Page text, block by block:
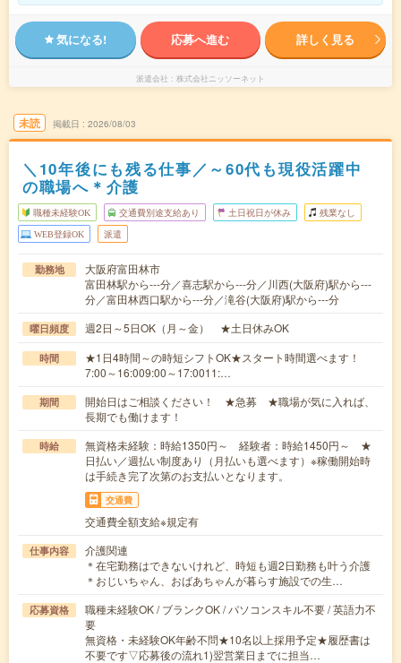
気になる! 応募へ進む 詳しく見る
派遣会社 株式会社ニッソーネット
未読 掲載日 2026/08/03
＼10年後にも残る仕事／～60代も現役活躍中
の職場へ＊介護
職種未経験OK 交通費別途支給あり 土日祝日が休み 残業なし
WEB登録OK 派遣
勤務地
大阪府富田林市
富田林駅から---分／喜志駅から---分／川西(大阪府)駅から---
分／富田林西口駅から---分／滝谷(大阪府)駅から---分
曜日頻度 週2日～5日OK（月～金） ★土日休みOK
時間
★1日4時間～の時短シフトOK★スタート時間選べます！
7:00～16:009:00～17:0011:…
期間
開始日はご相談ください！ ★急募 ★職場が気に入れば、
長期でも働けます！
時給
無資格未経験：時給1350円～ 経験者：時給1450円～ ★
日払い／週払い制度あり（月払いも選べます）※稼働開始時
は手続き完了次第のお支払いとなります。
交通費
交通費全額支給※規定有
仕事内容
介護関連
＊在宅勤務はできないけれど、時短も週2日勤務も叶う介護
＊おじいちゃん、おばあちゃんが暮らす施設での生…
応募資格
職種未経験OK / ブランクOK / パソコンスキル不要 / 英語力不
要
無資格・未経験OK年齢不問★10名以上採用予定★履歴書は
不要です▽応募後の流れ1)翌営業日までに担当…